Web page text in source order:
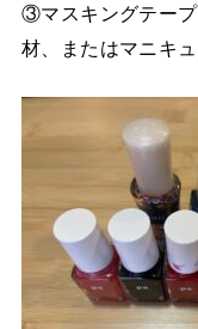
③マスキングテー
材、またはマニキ